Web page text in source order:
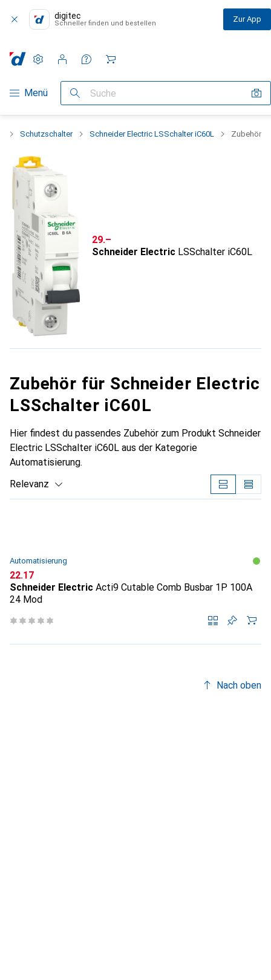
digitec
Schneller finden und bestellen Zur App
Navigation nach Kategorien
Menü Suche
Einstellungen
Kundenkonto
Vergleichslisten
Merklisten
Warenkorb
Schutzschalter Schneider Electric LSSchalter iC60L Zubehör
CHF
29.–
Schneider Electric LSSchalter iC60L
Zubehör für Schneider Electric
LSSchalter iC60L
Hier findest du passendes Zubehör zum Produkt Schneider
Electric LSSchalter iC60L aus der Kategorie
Automatisierung.
Relevanz
Automatisierung
CHF
22.17
Schneider Electric Acti9 Cutable Comb Busbar 1P 100A
24 Mod
Nach oben